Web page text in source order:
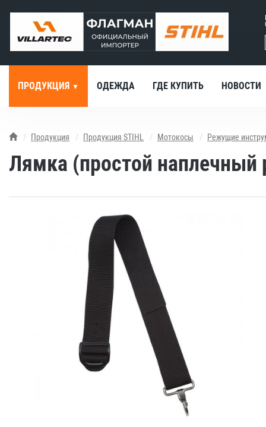
ПРОДУКЦИЯ ОДЕЖДА ГДЕ КУПИТЬ НОВОСТИ
Продукция Продукция STIHL Мотокосы Режущие
Лямка (простой наплечный